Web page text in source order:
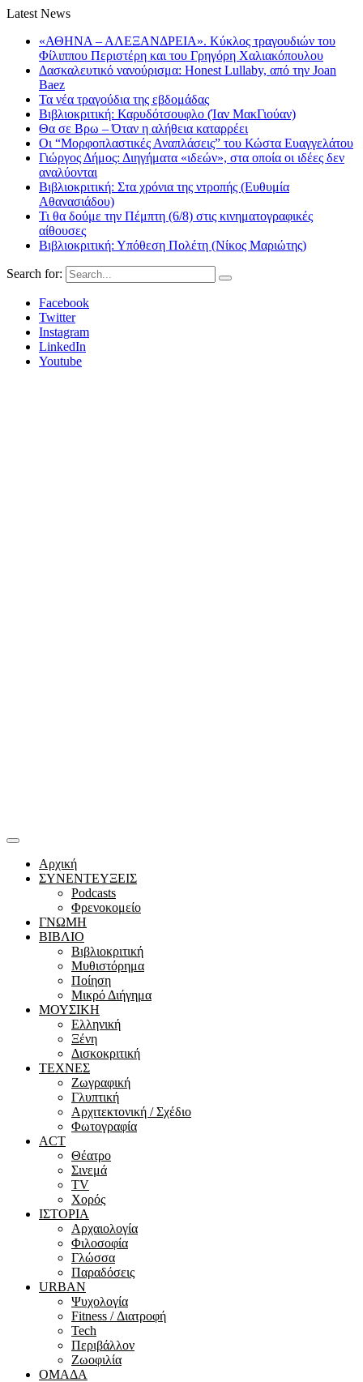
Latest News
«ΑΘΗΝΑ – ΑΛΕΞΑΝΔΡΕΙΑ». Κύκλος τραγουδιών του
Φίλιππου Περιστέρη και του Γρηγόρη Χαλιακόπουλου
Δασκαλευτικό νανούρισμα: Honest Lullaby, από την Joan
Baez
Τα νέα τραγούδια της εβδομάδας
Βιβλιοκριτική: Καρυδότσουφλο (Ίαν ΜακΓιούαν)
Θα σε Βρω – Όταν η αλήθεια καταρρέει
Οι “Μορφοπλαστικές Αναπλάσεις” του Κώστα Ευαγγελάτου
Γιώργος Δήμος: Διηγήματα «ιδεών», στα οποία οι ιδέες δεν
αναλύονται
Βιβλιοκριτική: Στα χρόνια της ντροπής (Ευθυμία
Αθανασιάδου)
Τι θα δούμε την Πέμπτη (6/8) στις κινηματογραφικές
αίθουσες
Βιβλιοκριτική: Υπόθεση Πολέτη (Νίκος Μαριώτης)
Search for:
Facebook
Twitter
Instagram
LinkedIn
Youtube
Αρχική
ΣΥΝΕΝΤΕΥΞΕΙΣ
Podcasts
Φρενοκομείο
ΓΝΩΜΗ
ΒΙΒΛΙΟ
Βιβλιοκριτική
Μυθιστόρημα
Ποίηση
Μικρό Διήγημα
ΜΟΥΣΙΚΗ
Ελληνική
Ξένη
Δισκοκριτική
ΤΕΧΝΕΣ
Ζωγραφική
Γλυπτική
Αρχιτεκτονική / Σχέδιο
Φωτογραφία
ACT
Θέατρο
Σινεμά
ΤV
Χορός
ΙΣΤΟΡΙΑ
Αρχαιολογία
Φιλοσοφία
Γλώσσα
Παραδόσεις
URBAN
Ψυχολογία
Fitness / Διατροφή
Tech
Περιβάλλον
Ζωοφιλία
ΟΜΑΔΑ